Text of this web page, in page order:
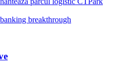
breakthrough